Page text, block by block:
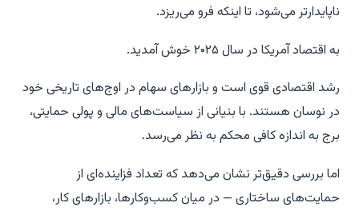
ناپایدارتر می‌شود، تا اینکه فرو می‌ریزد.
به اقتصاد آمریکا در سال ۲۰۲۵ خوش آمدید.
رشد اقتصادی قوی است و بازارهای سهام در اوج‌های تاریخی خود
در نوسان هستند. با بنیانی از سیاست‌های مالی و پولی حمایتی،
برج به اندازه کافی محکم به نظر می‌رسد.
اما بررسی دقیق‌تر نشان می‌دهد که تعداد فزاینده‌ای از
حمایت‌های ساختاری — در میان کسب‌وکارها، بازارهای کار،